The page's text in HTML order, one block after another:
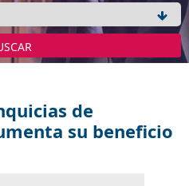
de
su beneficio